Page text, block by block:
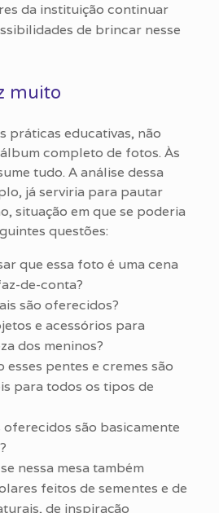
da instituição continuar
de brincar nesse
muito
práticas educativas, não
completo de fotos. Às
tudo. A análise dessa
já serviria para pautar
situação em que se poderia
questões:
que essa foto é uma cena
de-conta?
são oferecidos?
e acessórios para
dos meninos?
pentes e cremes são
para todos os tipos de
são basicamente
nessa mesa também
feitos de sementes e de
de inspiração